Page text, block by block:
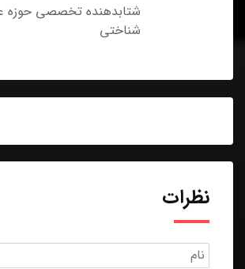
شتابدهنده تخصصی حوزه
شناختی
نظرات